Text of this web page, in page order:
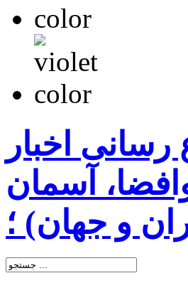
اخبار
آسمان
و جهان) ؛